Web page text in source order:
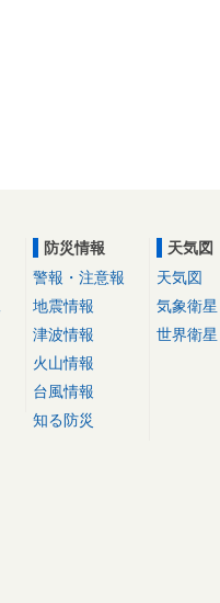
防災情報
警報・注意報
地震情報
津波情報
火山情報
台風情報
知る防災
天気図
天気図
気象衛星
世界衛星